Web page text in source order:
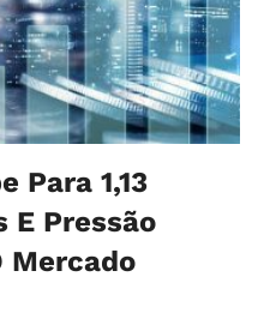
Para 1,13
E Pressão
Mercado